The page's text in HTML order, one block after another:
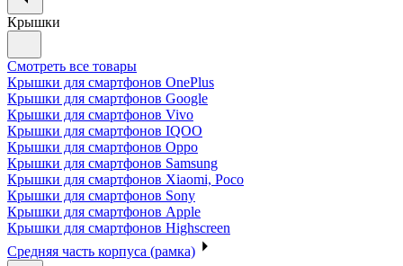
Крышки
Смотреть все товары
Крышки для смартфонов OnePlus
Крышки для смартфонов Google
Крышки для смартфонов Vivo
Крышки для смартфонов IQOO
Крышки для смартфонов Oppo
Крышки для смартфонов Samsung
Крышки для смартфонов Xiaomi, Poco
Крышки для смартфонов Sony
Крышки для смартфонов Apple
Крышки для смартфонов Highscreen
Средняя часть корпуса (рамка)